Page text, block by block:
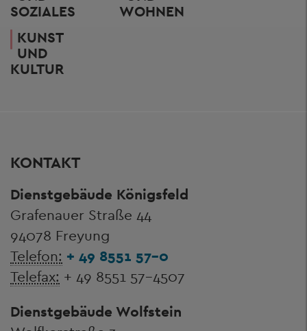
SOZIALES
WOHNEN
KUNST
UND
KULTUR
KONTAKT
Dienstgebäude Königsfeld
Grafenauer Straße 44
94078 Freyung
Telefon: + 49 8551 57-0
Telefax: + 49 8551 57-4507
Dienstgebäude Wolfstein